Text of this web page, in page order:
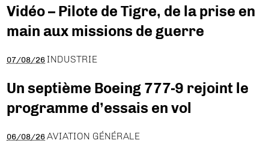
Vidéo – Pilote de Tigre, de la prise en
main aux missions de guerre
07/08/26 INDUSTRIE
Un septième Boeing 777-9 rejoint le
programme d’essais en vol
06/08/26 AVIATION GÉNÉRALE